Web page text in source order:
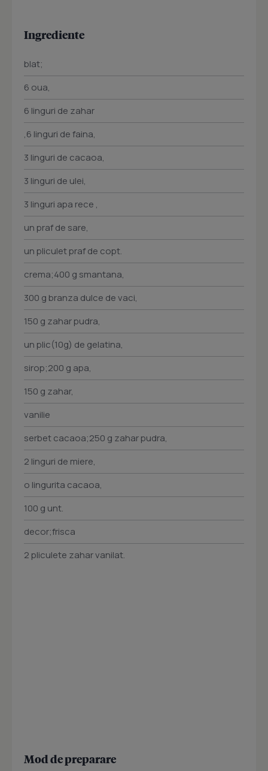
Ingrediente
blat;
6 oua,
6 linguri de zahar
,6 linguri de faina,
3 linguri de cacaoa,
3 linguri de ulei,
3 linguri apa rece ,
un praf de sare,
un pliculet praf de copt.
crema;400 g smantana,
300 g branza dulce de vaci,
150 g zahar pudra,
un plic(10g) de gelatina,
sirop;200 g apa,
150 g zahar,
vanilie
serbet cacaoa;250 g zahar pudra,
2 linguri de miere,
o lingurita cacaoa,
100 g unt.
decor;frisca
2 pliculete zahar vanilat.
Mod de preparare